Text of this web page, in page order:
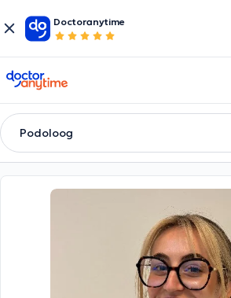
Doctoranytime
doctoranytime
Podoloog